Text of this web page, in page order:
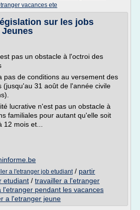
vacances ete
sur les jobs
pas un obstacle à l'octroi des
pas de conditions au versement des
(jusqu'au 31 août de l'année civile
lucrative n'est pas un obstacle à
familiales pour autant qu'elle soit
mois et...
a l'etranger job etudiant/ partir
etudiant / travailler a l'etranger
l'etranger pendant les vacances
a l'etranger jeune